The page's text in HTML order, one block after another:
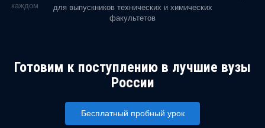
в каждом
для выпускников технических и химических
факультетов
Готовим к поступлению в лучшие вузы
России
Бесплатный пробный урок